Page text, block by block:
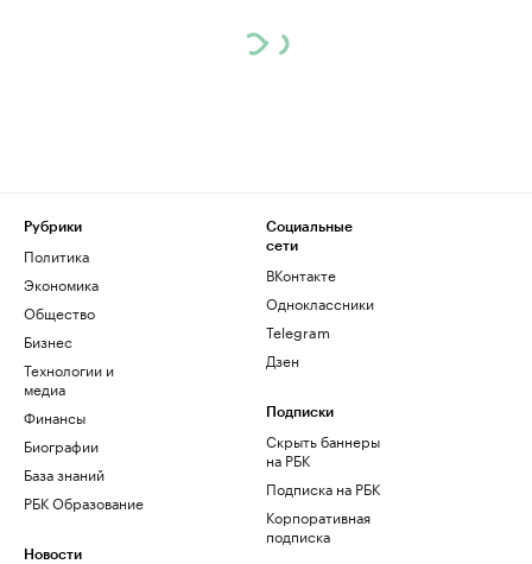
Рубрики
Политика
Экономика
Общество
Бизнес
Технологии и
медиа
Финансы
Биографии
База знаний
РБК Образование
Новости
Социальные
сети
ВКонтакте
Одноклассники
Telegram
Дзен
Подписки
Скрыть баннеры
на РБК
Подписка на РБК
Корпоративная
подписка